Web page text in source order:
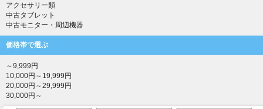
アクセサリー類
中古タブレット
中古モニター・周辺機器
価格帯で選ぶ
～9,999円
10,000円～19,999円
20,000円～29,999円
30,000円～